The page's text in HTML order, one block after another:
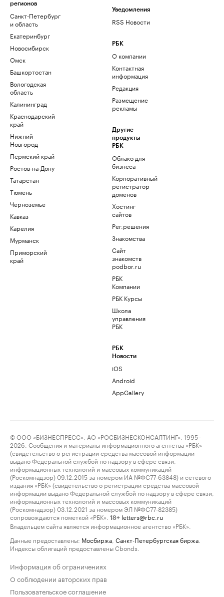
регионов
Санкт-Петербург
и область
Екатеринбург
Новосибирск
Омск
Башкортостан
Вологодская
область
Калининград
Краснодарский
край
Нижний
Новгород
Пермский край
Ростов-на-Дону
Татарстан
Тюмень
Черноземье
Кавказ
Карелия
Мурманск
Приморский
край
Уведомления
RSS Новости
РБК
О компании
Контактная
информация
Редакция
Размещение
рекламы
Другие
продукты
РБК
Облако для
бизнеса
Корпоративный
регистратор
доменов
Хостинг
сайтов
Рег.решения
Знакомства
Сайт
знакомств
podbor.ru
РБК
Компании
РБК Курсы
Школа
управления
РБК
РБК
Новости
iOS
Android
AppGallery
© ООО «БИЗНЕСПРЕСС», АО «РОСБИЗНЕСКОНСАЛТИНГ», 1995–
2026. Сообщения и материалы информационного агентства «РБК»
(свидетельство о регистрации средства массовой информации
выдано Федеральной службой по надзору в сфере связи,
информационных технологий и массовых коммуникаций
(Роскомнадзор) 09.12.2015 за номером ИА №ФС77-63848) и сетевого
издания «РБК» (свидетельство о регистрации средства массовой
информации выдано Федеральной службой по надзору в сфере связи,
информационных технологий и массовых коммуникаций
(Роскомнадзор) 03.12.2021 за номером ЭЛ №ФС77-82385)
сопровождаются пометкой «РБК».
18+ letters@rbc.ru
Владельцем сайта является информационное агентство «РБК».
Данные предоставлены: Мосбиржа Санкт-Петербургская биржа
Индексы облигаций предоставлены Cbonds.
Информация об ограничениях
О соблюдении авторских прав
Пользовательское соглашение